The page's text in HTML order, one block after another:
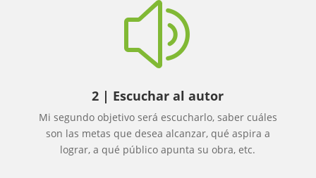
z
2 | Escuchar al autor
Mi segundo objetivo será escucharlo, saber cuáles
son las metas que desea alcanzar, qué aspira a
lograr, a qué público apunta su obra, etc.